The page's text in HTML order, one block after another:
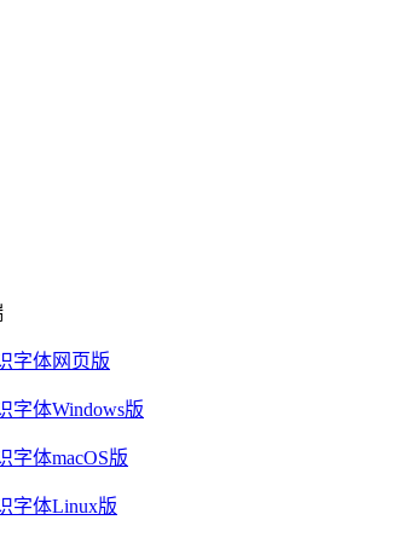
字体网页版
字体Windows版
字体macOS版
字体Linux版